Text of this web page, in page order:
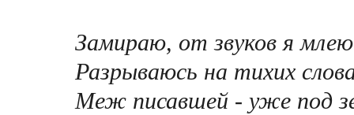
Замираю, от звуков я
Разрываюсь на тихих
Меж писавшей - уже под